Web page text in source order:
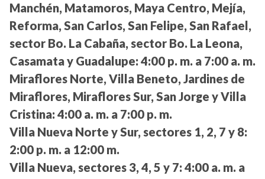
Manchén, Matamoros, Maya Centro, Mejía,
Reforma, San Carlos, San Felipe, San Rafael,
sector Bo. La Cabaña, sector Bo. La Leona,
Casamata y Guadalupe: 4:00 p. m. a 7:00 a. m.
Miraflores Norte, Villa Beneto, Jardines de
Miraflores, Miraflores Sur, San Jorge y Villa
Cristina: 4:00 a. m. a 7:00 p. m.
Villa Nueva Norte y Sur, sectores 1, 2, 7 y 8:
2:00 p. m. a 12:00 m.
Villa Nueva, sectores 3, 4, 5 y 7: 4:00 a. m. a